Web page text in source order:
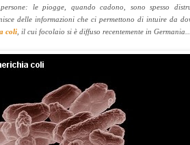
le piogge, quando cadono, sono spesso
delle informazioni che ci permettono di intuire da
coli, il cui focolaio si è diffuso recentemente in Germania...